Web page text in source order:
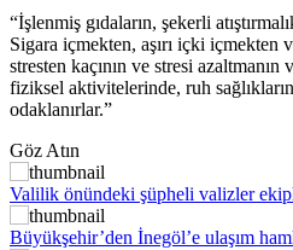
“İşlenmiş gıdaların, şekerli
Sigara içmekten, aşırı içki içmekten
stresten kaçının ve stresi
fiziksel aktivitelerinde, ruh
odaklanırlar.”
Göz Atın
Valilik önündeki şüpheli valizler
Büyükşehir’den İnegöl’e ulaşım